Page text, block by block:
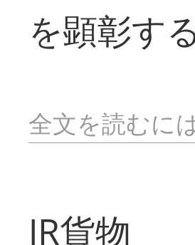
を顕彰する
全文を読むに
JR貨物